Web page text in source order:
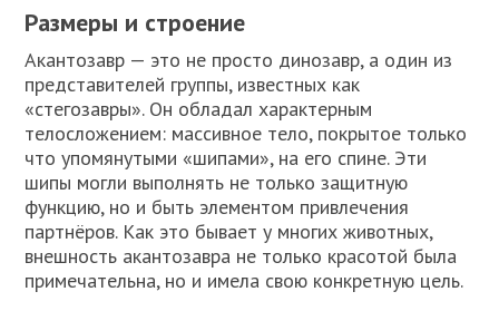
Размеры и строение
Акантозавр — это не просто динозавр, а один из
представителей группы, известных как
«стегозавры». Он обладал характерным
телосложением: массивное тело, покрытое только
что упомянутыми «шипами», на его спине. Эти
шипы могли выполнять не только защитную
функцию, но и быть элементом привлечения
партнёров. Как это бывает у многих животных,
внешность акантозавра не только красотой была
примечательна, но и имела свою конкретную цель.